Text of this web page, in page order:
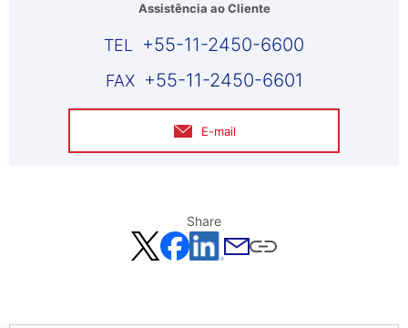
Assistência ao Cliente
+55-11-2450-6600
+55-11-2450-6601
E-mail
Share